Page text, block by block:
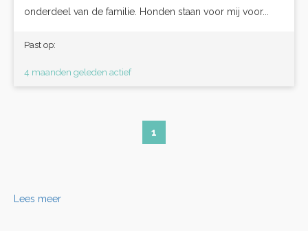
onderdeel van de familie. Honden staan voor mij voor...
Past op:
4 maanden geleden actief
1
Lees meer